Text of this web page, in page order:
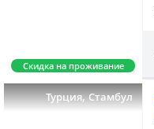
Скидка на проживание
Турция,Стамбул